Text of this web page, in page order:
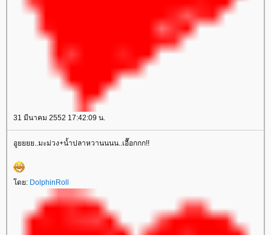
31 มีนาคม 2552 17:42:09 น.
อูยยยย..มะม่วง+น้ำปลาหวานนนน..เอื๊อกกก!!
ดย: DolphinRoll